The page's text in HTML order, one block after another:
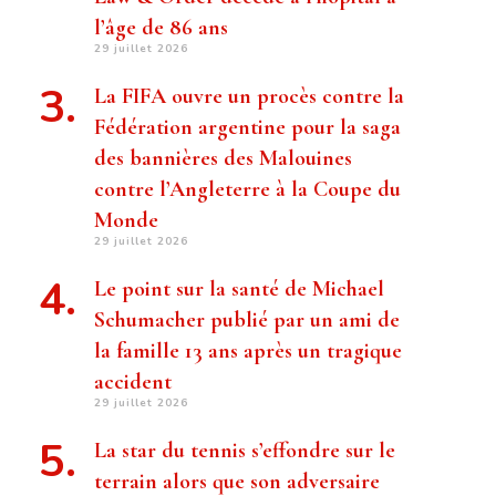
l’âge de 86 ans
29 juillet 2026
La FIFA ouvre un procès contre la
Fédération argentine pour la saga
des bannières des Malouines
contre l’Angleterre à la Coupe du
Monde
29 juillet 2026
Le point sur la santé de Michael
Schumacher publié par un ami de
la famille 13 ans après un tragique
accident
29 juillet 2026
La star du tennis s’effondre sur le
terrain alors que son adversaire